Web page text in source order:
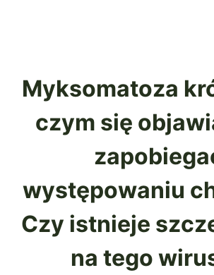
Myksomatoza
czym się
występowaniu
Czy istnieje
na tego